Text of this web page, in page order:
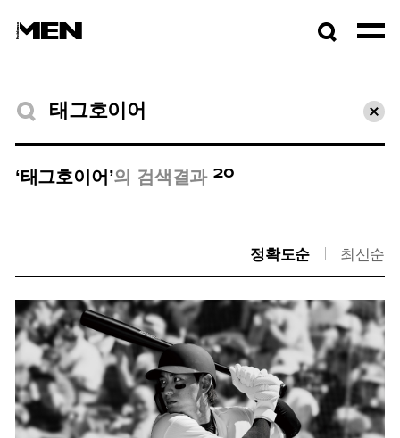
검색결과
초기
‘태그호이어’의 검색결과 20
정확도순 최신순